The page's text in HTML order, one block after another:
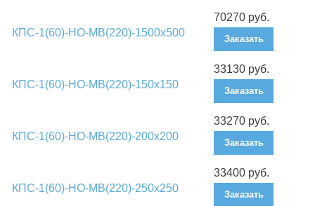
КПС-1(60)-НО-МВ(220)-1500х500
70270 руб.
Заказать
КПС-1(60)-НО-МВ(220)-150х150
33130 руб.
Заказать
КПС-1(60)-НО-МВ(220)-200х200
33270 руб.
Заказать
КПС-1(60)-НО-МВ(220)-250х250
33400 руб.
Заказать